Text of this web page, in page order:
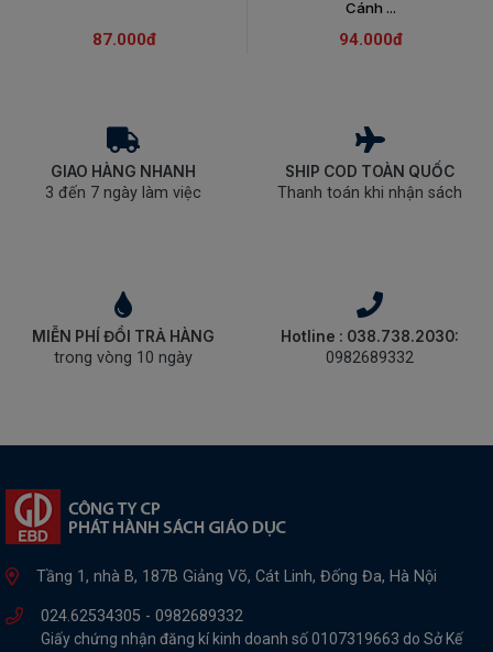
87.000đ
Cánh ...
94.000đ
GIAO HÀNG NHANH
3 đến 7 ngày làm việc
SHIP COD TOÀN QUỐC
Thanh toán khi nhận sách
MIỄN PHÍ ĐỔI TRẢ HÀNG
trong vòng 10 ngày
Hotline : 038.738.2030:
0982689332
Tầng 1, nhà B, 187B Giảng Võ, Cát Linh, Đống Đa, Hà Nội
024.62534305 - 0982689332
Giấy chứng nhận đăng kí kinh doanh số 0107319663 do Sở Kế